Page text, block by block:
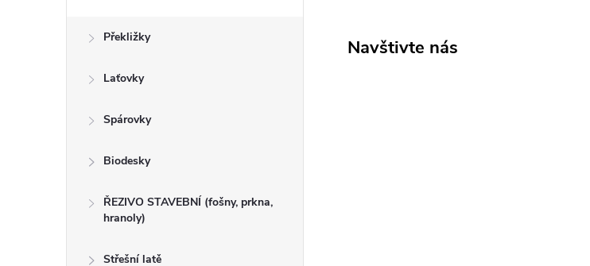
Překližky
Laťovky
Spárovky
Biodesky
ŘEZIVO STAVEBNÍ (fošny, prkna,
hranoly)
Střešní latě
Navštivte nás